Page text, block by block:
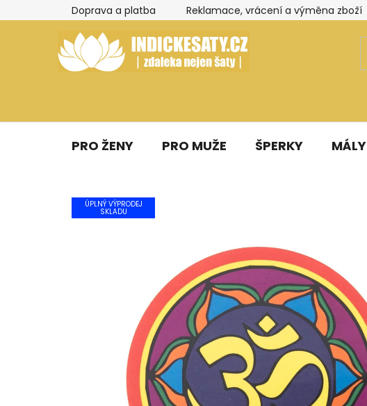
na
Doprava a platba Reklamace, vrácení a výměna zboží
PRO ŽENY PRO MUŽE ŠPERKY MÁLY
ÚPLNÝ VÝPRODEJ
SKLADU